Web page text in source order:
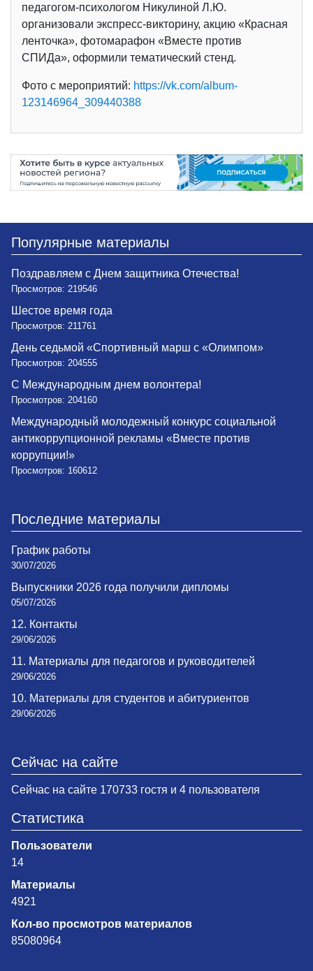
педагогом-психологом Никулиной Л.Ю.
организовали экспресс-викторину, акцию «Красная
ленточка», фотомарафон «Вместе против
СПИДа», оформили тематический стенд.
Фото с мероприятий: https://vk.com/album-
123146964_309440388
Популярные материалы
Поздравляем с Днем защитника Отечества!
Просмотров: 219546
Шестое время года
Просмотров: 211761
День седьмой «Спортивный марш с «Олимпом»
Просмотров: 204555
С Международным днем волонтера!
Просмотров: 204160
Международный молодежный конкурс социальной
антикоррупционной рекламы «Вместе против
коррупции!»
Просмотров: 160612
Последние материалы
График работы
30/07/2026
Выпускники 2026 года получили дипломы
05/07/2026
12. Контакты
29/06/2026
11. Материалы для педагогов и руководителей
29/06/2026
10. Материалы для студентов и абитуриентов
29/06/2026
Сейчас на сайте
Сейчас на сайте 170733 гостя и 4 пользователя
Статистика
Пользователи
14
Материалы
4921
Кол-во просмотров материалов
85080964